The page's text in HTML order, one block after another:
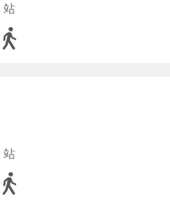
站
站